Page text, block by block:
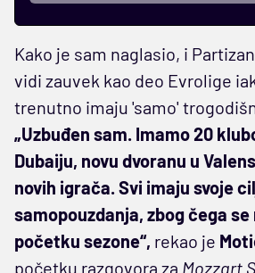
Kako je sam naglasio, i
vidi zauvek kao deo Evrolige
trenutno imaju 'samo'
„Uzbuđen sam. Imamo 20
Dubaiju, novu dvoranu u
novih igrača. Svi imaju svoje
samopouzdanja, zbog čega
početku sezone“, rekao je
početku razgovora za Mozzart